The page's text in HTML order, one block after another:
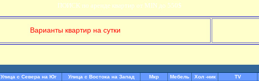
ПОИСК по аренде квартир от MIN до 550$
Варианты квартир на сутки
Улица с Севера на Юг Улица с Востока на Запад Мкр Мебель Хол -ник TV